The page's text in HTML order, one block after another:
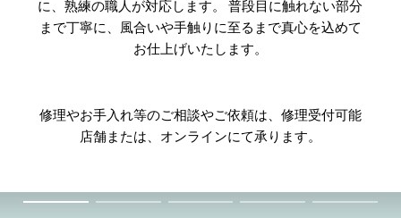
に、熟練の職人が対応します。 普段目に触れない部分
まで丁寧に、風合いや手触りに至るまで真心を込めて
お仕上げいたします。
修理やお手入れ等のご相談やご依頼は、修理受付可能
店舗または、オンラインにて承ります。